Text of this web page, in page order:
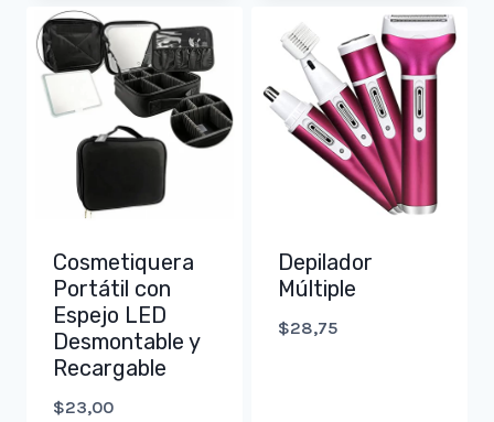
Cosmetiquera
Portátil con
Espejo LED
Desmontable y
Recargable
$23,00
Depilador
Múltiple
$28,75